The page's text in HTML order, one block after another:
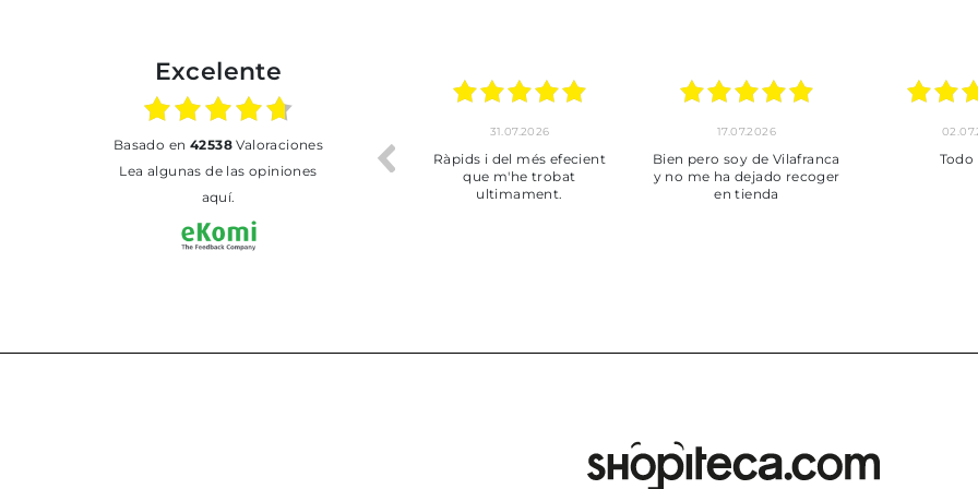
Excelente
basado en 42538Valoraciones
Lea algunas de las opiniones
aquí.
30.06.2026
Tot perfecte
24.06.2026
***
Pedido